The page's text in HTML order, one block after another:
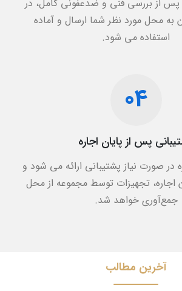
از بررسی فنی و ضدعفونی کامل، در
به محل مورد نظر شما ارسال و آماده
استفاده می شود.
04
پس از پایان اجاره
صورت نیاز پشتیبانی ارائه می شود و
اجاره، تجهیزات توسط مجموعه از محل
جمع‌آوری خواهد شد.
آخرین مطالب